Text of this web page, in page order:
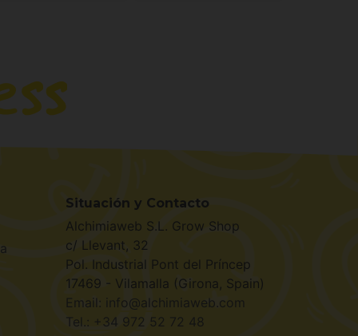
Situación y Contacto
Alchimiaweb S.L. Grow Shop
c/ Llevant, 32
Pol. Industrial Pont del Príncep
17469 - Vilamalla (Girona, Spain)
Email: info@alchimiaweb.com
Tel.: +34 972 52 72 48